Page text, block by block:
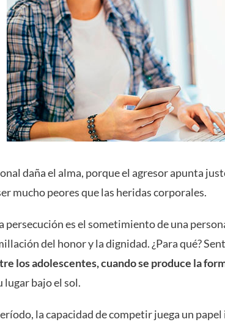
daña el alma, porque el agresor apunta
mucho peores que las heridas corporales.
persecución es el sometimiento de una
del honor y la dignidad. ¿Para qué?
los adolescentes, cuando se produce la
lugar bajo el sol.
la capacidad de competir juega un